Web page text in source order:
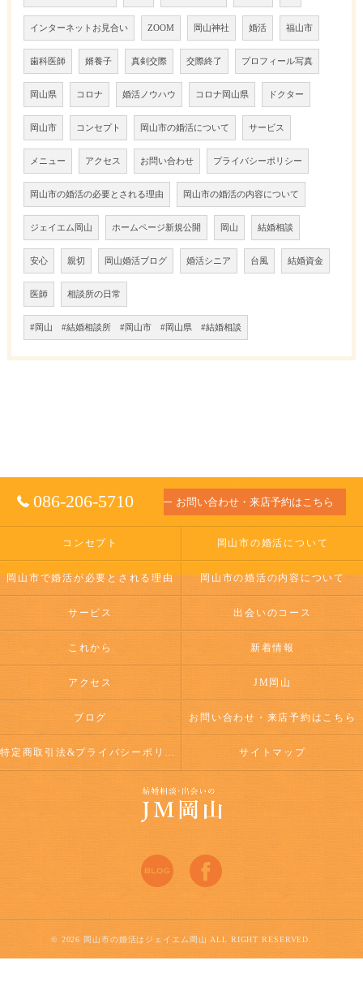
インターネットお見合い ZOOM 岡山神社 婚活 福山市
歯科医師 婿養子 真剣交際 交際終了 プロフィール写真
岡山県 コロナ 婚活ノウハウ コロナ岡山県 ドクター
岡山市 コンセプト 岡山市の婚活について サービス
メニュー アクセス お問い合わせ プライバシーポリシー
岡山市の婚活の必要とされる理由 岡山市の婚活の内容について
ジェイエム岡山 ホームページ新規公開 岡山 結婚相談
安心 親切 岡山婚活ブログ 婚活シニア 台風 結婚資金
医師 相談所の日常
#岡山 #結婚相談所 #岡山市 #岡山県 #結婚相談
086-206-5710 お問い合わせ・来店予約はこちら
コンセプト 岡山市の婚活について
岡山市で婚活が必要とされる理由 岡山市の婚活の内容について
サービス 出会いのコース
これから 新着情報
アクセス JM岡山
ブログ お問い合わせ・来店予約はこちら
特定商取引法&プライバシーポリシー サイトマップ
© 2026 岡山市の婚活はジェイエム岡山 ALL RIGHT RESERVED.